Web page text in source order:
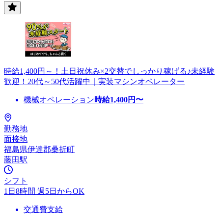
時給1,400円～！土日祝休み×2交替でしっかり稼げる♪未経験
歓迎！20代～50代活躍中｜実装マシンオペレーター
機械オペレーション時給1,400円〜
勤務地
面接地
福島県伊達郡桑折町
藤田駅
シフト
1日8時間 週5日からOK
交通費支給